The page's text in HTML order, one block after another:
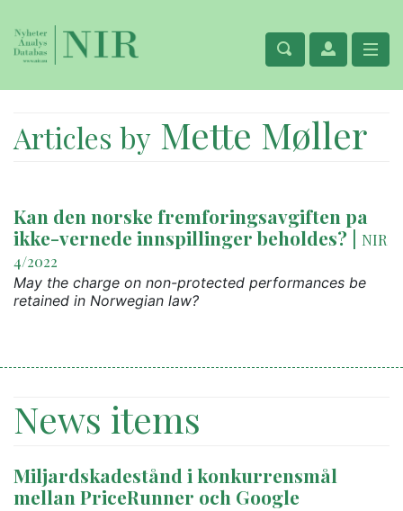
Articles by Mette Møller
Kan den norske fremforingsavgiften pa
ikke-vernede innspillinger beholdes? | NIR
4/2022
May the charge on non-protected performances be
retained in Norwegian law?
News items
Miljardskadestånd i konkurrensmål
mellan PriceRunner och Google